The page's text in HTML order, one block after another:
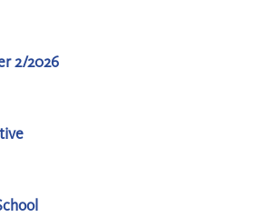
2/2026